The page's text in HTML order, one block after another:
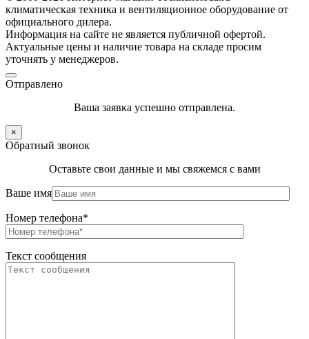
климатическая техника и вентиляционное оборудование от
официального дилера.
Информация на сайте не является публичной офертой.
Актуальные цены и наличие товара на складе просим
уточнять у менеджеров.
Отправлено
Ваша заявка успешно отправлена.
×
Обратный звонок
Оставьте свои данные и мы свяжемся с вами
Ваше имя
Номер телефона*
Текст сообщения